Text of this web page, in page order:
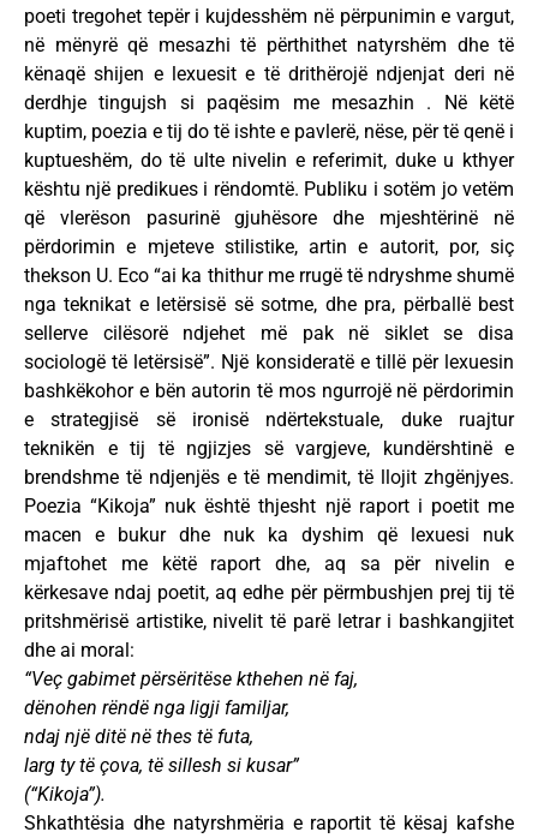
poeti tregohet tepër i kujdesshëm në përpunimin e vargut,
në mënyrë që mesazhi të përthithet natyrshëm dhe të
kënaqë shijen e lexuesit e të drithërojë ndjenjat deri në
derdhje tingujsh si paqësim me mesazhin . Në këtë
kuptim, poezia e tij do të ishte e pavlerë, nëse, për të qenë i
kuptueshëm, do të ulte nivelin e referimit, duke u kthyer
kështu një predikues i rëndomtë. Publiku i sotëm jo vetëm
që vlerëson pasurinë gjuhësore dhe mjeshtërinë në
përdorimin e mjeteve stilistike, artin e autorit, por, siç
thekson U. Eco “ai ka thithur me rrugë të ndryshme shumë
nga teknikat e letërsisë së sotme, dhe pra, përballë best
sellerve cilësorë ndjehet më pak në siklet se disa
sociologë të letërsisë”. Një konsideratë e tillë për lexuesin
bashkëkohor e bën autorin të mos ngurrojë në përdorimin
e strategjisë së ironisë ndërtekstuale, duke ruajtur
teknikën e tij të ngjizjes së vargjeve, kundërshtinë e
brendshme të ndjenjës e të mendimit, të llojit zhgënjyes.
Poezia “Kikoja” nuk është thjesht një raport i poetit me
macen e bukur dhe nuk ka dyshim që lexuesi nuk
mjaftohet me këtë raport dhe, aq sa për nivelin e
kërkesave ndaj poetit, aq edhe për përmbushjen prej tij të
pritshmërisë artistike, nivelit të parë letrar i bashkangjitet
dhe ai moral:
“Veç gabimet përsëritëse kthehen në faj,
dënohen rëndë nga ligji familjar,
ndaj një ditë në thes të futa,
larg ty të çova, të sillesh si kusar”
(“Kikoja”).
Shkathtësia dhe natyrshmëria e raportit të kësaj kafshe